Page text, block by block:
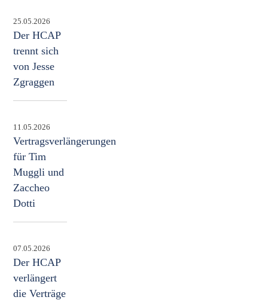
25.05.2026
Der HCAP
trennt sich
von Jesse
Zgraggen
11.05.2026
Vertragsverlängerungen
für Tim
Muggli und
Zaccheo
Dotti
07.05.2026
Der HCAP
verlängert
die Verträge